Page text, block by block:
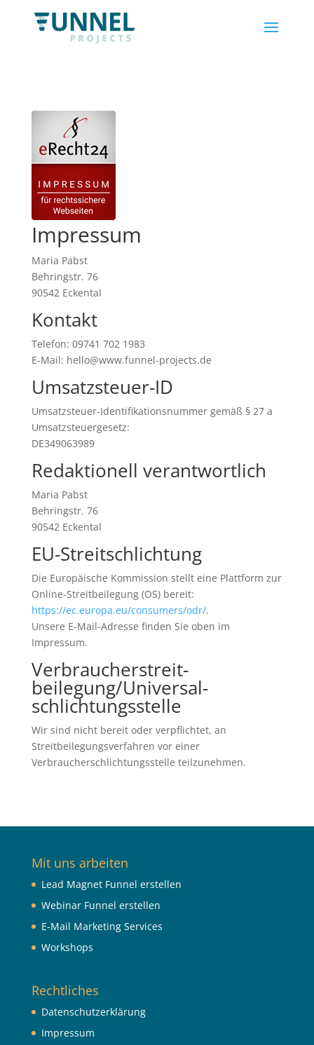
Impressum
Maria Pabst
Behringstr. 76
90542 Eckental
Kontakt
Telefon: 09741 702 1983
E-Mail: hello@www.funnel-projects.de
Umsatzsteuer-ID
Umsatzsteuer-Identifikationsnummer gemäß § 27 a
Umsatzsteuergesetz:
DE349063989
Redaktionell verantwortlich
Maria Pabst
Behringstr. 76
90542 Eckental
EU-Streitschlichtung
Die Europäische Kommission stellt eine Plattform zur
Online-Streitbeilegung (OS) bereit:
https://ec.europa.eu/consumers/odr/.
Unsere E-Mail-Adresse finden Sie oben im
Impressum.
Verbraucher­streit­
beilegung/Universal­
schlichtungs­stelle
Wir sind nicht bereit oder verpflichtet, an
Streitbeilegungsverfahren vor einer
Verbraucherschlichtungsstelle teilzunehmen.
Mit uns arbeiten
Lead Magnet Funnel erstellen
Webinar Funnel erstellen
E-Mail Marketing Services
Workshops
Rechtliches
Datenschutzerklärung
Impressum